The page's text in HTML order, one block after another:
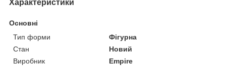
Характеристики
Основні
Тип форми
Фігурна
Стан
Новий
Виробник
Empire